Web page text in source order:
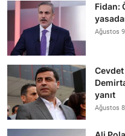
Fidan:
Ağustos
yanıt
Ağustos